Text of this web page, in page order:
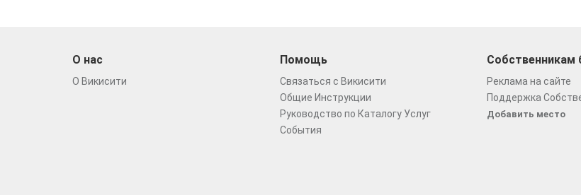
О нас
О Викисити
Помощь
Связаться с Викисити
Общие Инструкции
Руководство по Каталогу Услуг
События
Собственникам
Реклама на сайте
Поддержка
Добавить место